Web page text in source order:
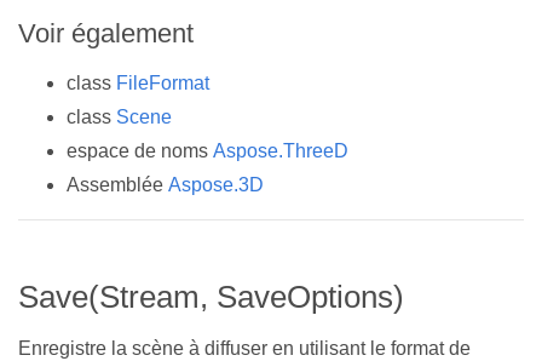
Voir également
class FileFormat
class Scene
espace de noms Aspose.ThreeD
Assemblée Aspose.3D
Save(Stream, SaveOptions)
Enregistre la scène à diffuser en utilisant le format de